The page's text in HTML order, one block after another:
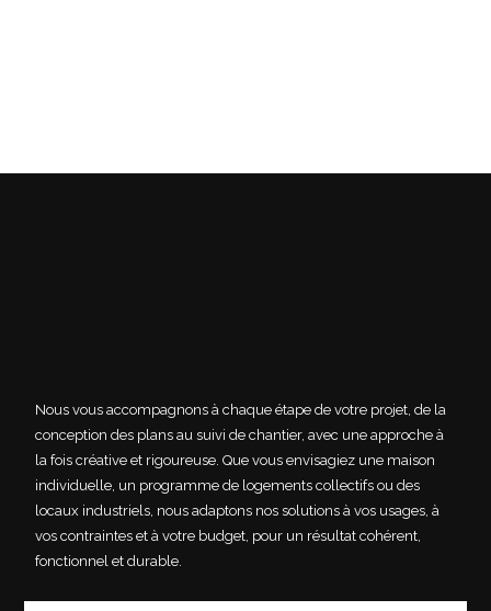
Nous vous accompagnons à chaque étape de votre projet, de la
conception des plans au suivi de chantier, avec une approche à
la fois créative et rigoureuse. Que vous envisagiez une maison
individuelle, un programme de logements collectifs ou des
locaux industriels, nous adaptons nos solutions à vos usages, à
vos contraintes et à votre budget, pour un résultat cohérent,
fonctionnel et durable.